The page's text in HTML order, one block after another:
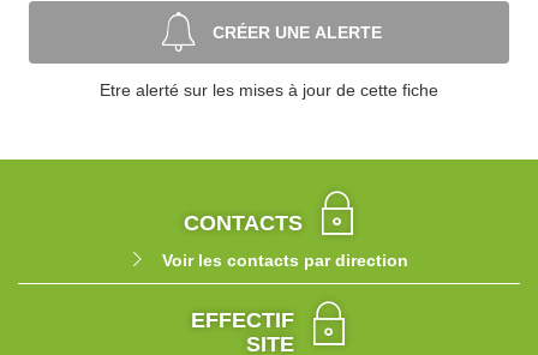
CRÉER UNE ALERTE
Etre alerté sur les mises à jour de cette fiche
CONTACTS
Voir les contacts par direction
EFFECTIF
SITE